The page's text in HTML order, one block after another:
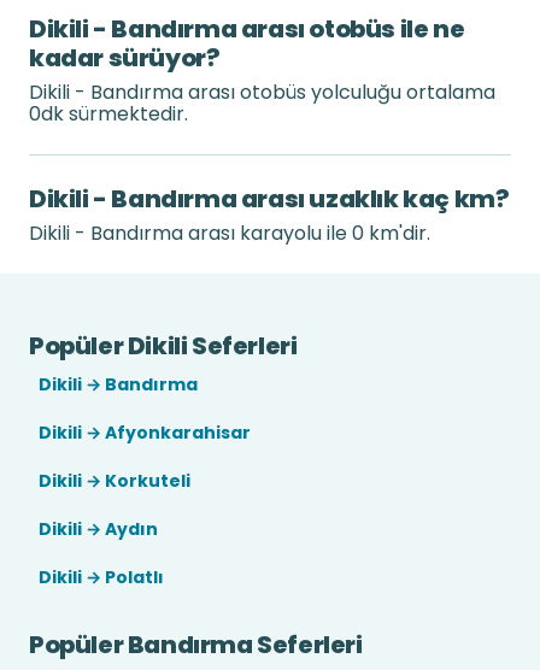
Dikili - Bandırma arası otobüs ile ne
kadar sürüyor?
Dikili - Bandırma arası otobüs yolculuğu ortalama
0dk sürmektedir.
Dikili - Bandırma arası uzaklık kaç km?
Dikili - Bandırma arası karayolu ile 0 km'dir.
Popüler Dikili Seferleri
Dikili → Bandırma
Dikili → Afyonkarahisar
Dikili → Korkuteli
Dikili → Aydın
Dikili → Polatlı
Popüler Bandırma Seferleri